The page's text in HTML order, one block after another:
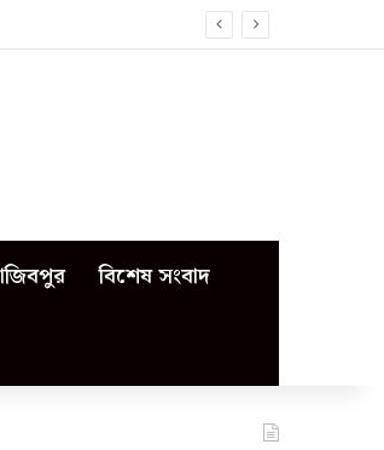
বিশেষ সংবাদ